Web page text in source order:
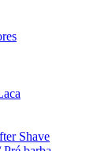
Shave